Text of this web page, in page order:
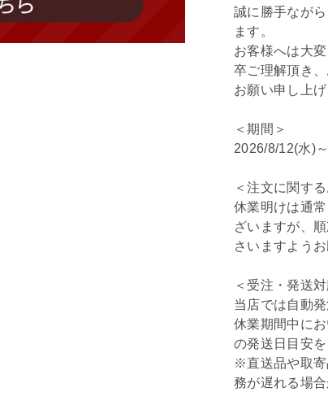
誠に勝手なが
ます。
お客様へは大
卒ご理解頂き
お願い申し上げ
＜期間＞
2026/8/12(水)
＜注文に関す
休業明けは通
ざいますが、
さいますよう
＜受注・発送
当店では自動
休業期間中に
の発送日目安を
※直送品や取寄
務が遅れる場合